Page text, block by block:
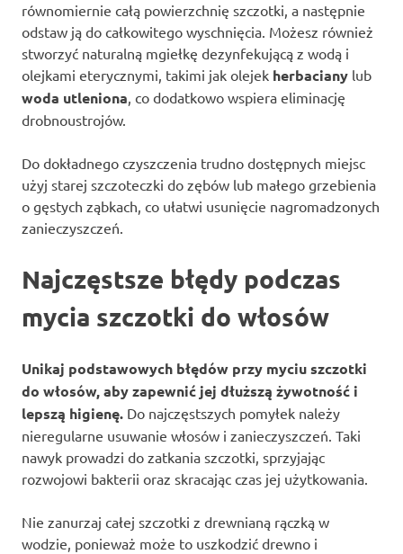
równomiernie całą powierzchnię szczotki, a następnie
odstaw ją do całkowitego wyschnięcia. Możesz również
stworzyć naturalną mgiełkę dezynfekującą z wodą i
olejkami eterycznymi, takimi jak olejek herbaciany lub
woda utleniona, co dodatkowo wspiera eliminację
drobnoustrojów.
Do dokładnego czyszczenia trudno dostępnych miejsc
użyj starej szczoteczki do zębów lub małego grzebienia
o gęstych ząbkach, co ułatwi usunięcie nagromadzonych
zanieczyszczeń.
Najczęstsze błędy podczas
mycia szczotki do włosów
Unikaj podstawowych błędów przy myciu szczotki
do włosów, aby zapewnić jej dłuższą żywotność i
lepszą higienę. Do najczęstszych pomyłek należy
nieregularne usuwanie włosów i zanieczyszczeń. Taki
nawyk prowadzi do zatkania szczotki, sprzyjając
rozwojowi bakterii oraz skracając czas jej użytkowania.
Nie zanurzaj całej szczotki z drewnianą rączką w
wodzie, ponieważ może to uszkodzić drewno i